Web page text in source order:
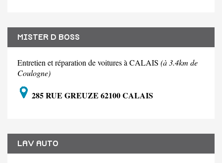
MISTER D BOSS
Entretien et réparation de voitures à CALAIS (à 3.4km de
Coulogne)
285 RUE GREUZE 62100 CALAIS
LAV AUTO